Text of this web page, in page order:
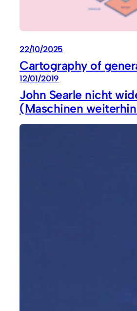
22/10/2025
Cartography of
12/01/2019
John Searle nicht
(Maschinen